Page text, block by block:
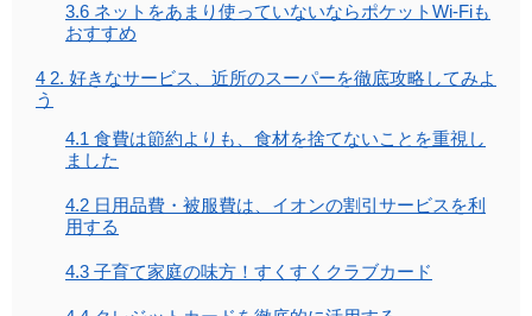
3.6 ネットをあまり使っていないならポケットWi-Fiも
おすすめ
4 2. 好きなサービス、近所のスーパーを徹底攻略してみよ
う
4.1 食費は節約よりも、食材を捨てないことを重視し
ました
4.2 日用品費・被服費は、イオンの割引サービスを利
用する
4.3 子育て家庭の味方！すくすくクラブカード